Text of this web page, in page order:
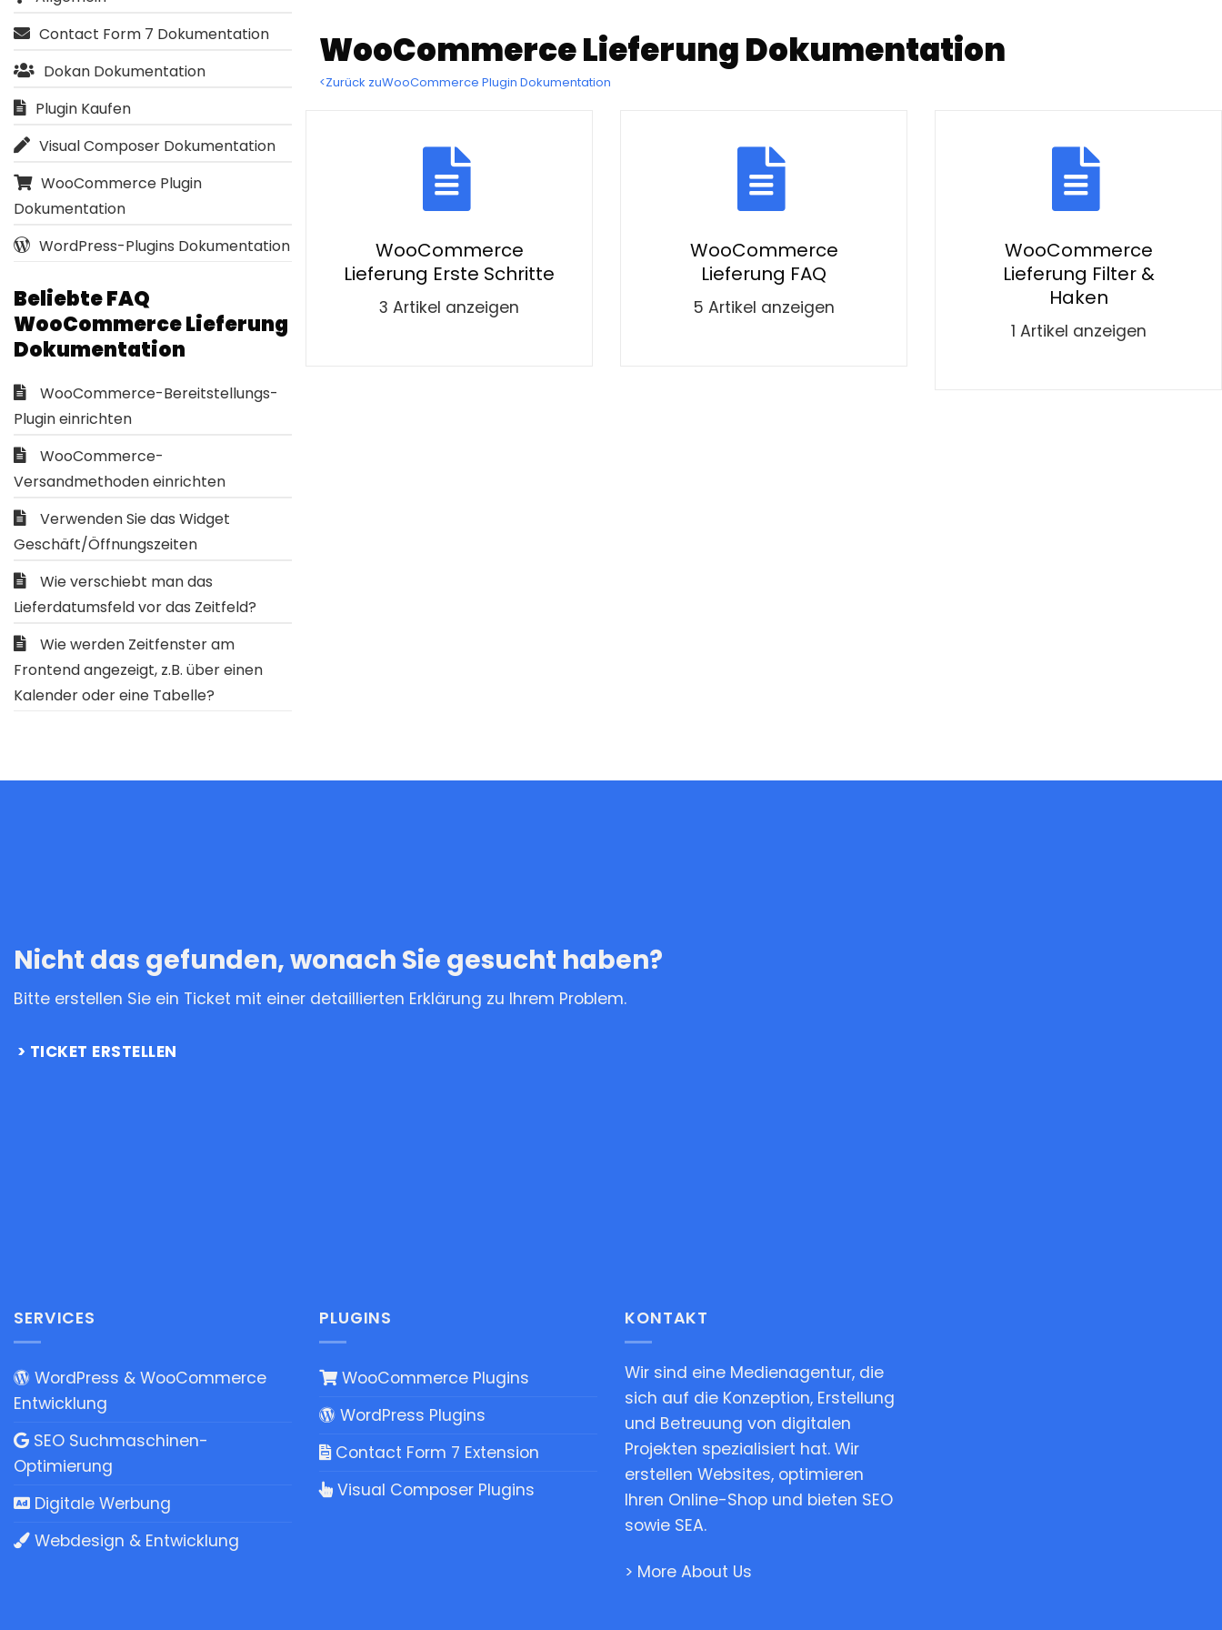
WooCommerce Lieferung Dokumentation
<Zurück zuWooCommerce Plugin Dokumentation
WooCommerce
Lieferung Erste Schritte
3 Artikel anzeigen
WooCommerce
Lieferung FAQ
5 Artikel anzeigen
WooCommerce
Lieferung Filter &
Haken
1 Artikel anzeigen
Contact Form 7 Dokumentation
Dokan Dokumentation
Plugin Kaufen
Visual Composer Dokumentation
WooCommerce Plugin
Dokumentation
WordPress-Plugins Dokumentation
Beliebte FAQ
WooCommerce Lieferung
Dokumentation
WooCommerce-Bereitstellungs-
Plugin einrichten
WooCommerce-
Versandmethoden einrichten
Verwenden Sie das Widget
Geschäft/Öffnungszeiten
Wie verschiebt man das
Lieferdatumsfeld vor das Zeitfeld?
Wie werden Zeitfenster am
Frontend angezeigt, z.B. über einen
Kalender oder eine Tabelle?
Nicht das gefunden, wonach Sie gesucht haben?
Bitte erstellen Sie ein Ticket mit einer detaillierten Erklärung zu Ihrem Problem.
TICKET ERSTELLEN
SERVICES
WordPress & WooCommerce
Entwicklung
SEO Suchmaschinen-
Optimierung
Digitale Werbung
Webdesign & Entwicklung
PLUGINS
WooCommerce Plugins
WordPress Plugins
Contact Form 7 Extension
Visual Composer Plugins
KONTAKT
Wir sind eine Medienagentur, die
sich auf die Konzeption, Erstellung
und Betreuung von digitalen
Projekten spezialisiert hat. Wir
erstellen Websites, optimieren
Ihren Online-Shop und bieten SEO
sowie SEA.
> More About Us